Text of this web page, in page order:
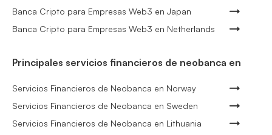
Banca Cripto para Empresas Web3 en Japan
Banca Cripto para Empresas Web3 en Netherlands
Principales servicios financieros de neobanca en
Servicios Financieros de Neobanca en Norway
Servicios Financieros de Neobanca en Sweden
Servicios Financieros de Neobanca en Lithuania